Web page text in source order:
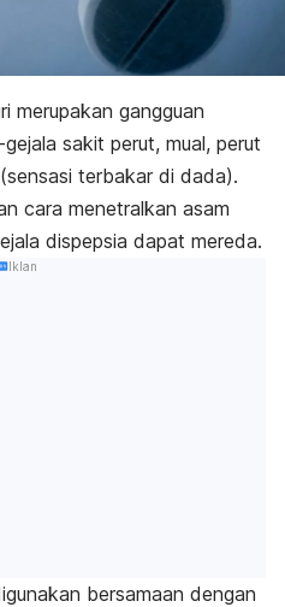
merupakan gangguan
sakit perut, mual, perut
(sensasi terbakar di dada).
cara menetralkan asam
dispepsia dapat mereda.
Iklan
bersamaan dengan